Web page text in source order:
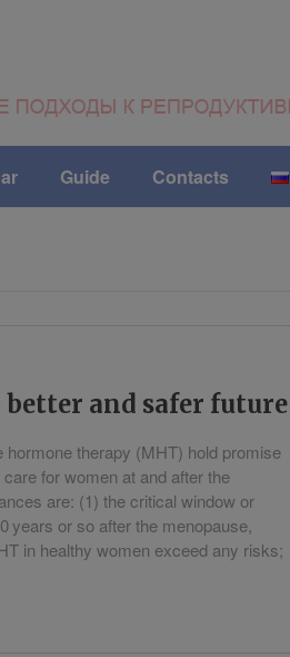
Guide Contacts
and safer future
therapy (MHT) hold promise
for women at and after the
are: (1) the critical window or
years or so after the menopause,
in healthy women exceed any risks;